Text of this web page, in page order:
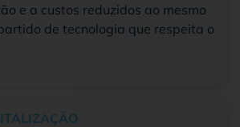
e a custos reduzidos ao mesmo
de tecnologia que respeita o